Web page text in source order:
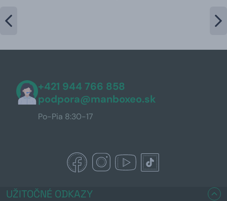
+421 944 766 858
podpora@manboxeo.sk
Po-Pia 8:30-17
UŽITOČNÉ ODKAZY